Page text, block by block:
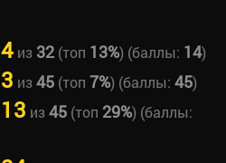
4из 32(топ 13%) (баллы: 14)
3 из45(топ 7%) (баллы: 45)
13 из45(топ 29%) (баллы: